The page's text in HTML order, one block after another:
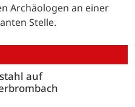
Archäologen an einer
Stelle.
auf